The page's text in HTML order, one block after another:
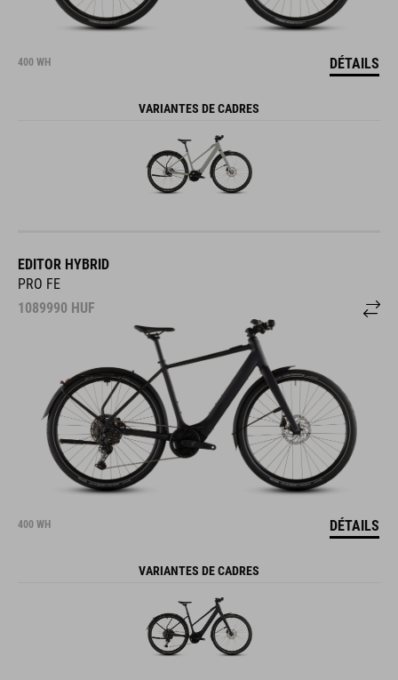
400 WH DÉTAILS
VARIANTES DE CADRES
EDITOR HYBRID
PRO FE
1089990 HUF
400 WH DÉTAILS
VARIANTES DE CADRES